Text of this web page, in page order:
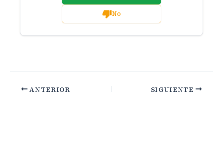
No
ANTERIOR SIGUIENTE